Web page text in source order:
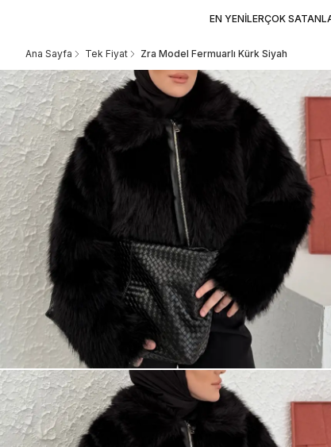
EN YENİLERÇOK
Ana Sayfa Tek Fiyat Zra Model Fermuarlı Kürk Siyah